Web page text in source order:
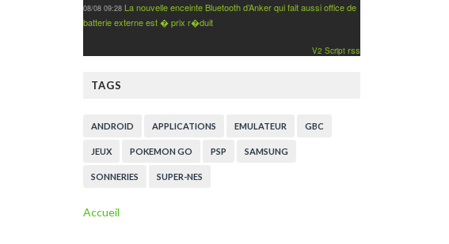
08/08 09:28 La nouvelle enceinte Bluetooth d’Anker qui fait aussi office de
batterie externe est � prix r�duit
V2 Script rss
TAGS
ANDROID APPLICATIONS EMULATEUR GBC
JEUX POKEMON GO PSP SAMSUNG
SONNERIES SUPER-NES
Accueil